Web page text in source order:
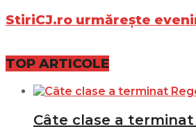
StiriCJ.ro urmărește
TOP ARTICOLE
Câte clase a terminat